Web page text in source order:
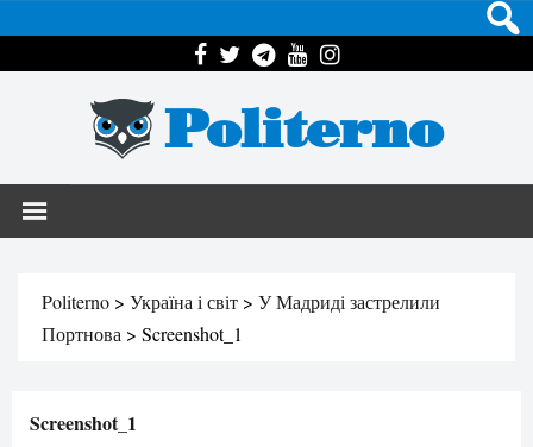
Politerno
Politerno > Україна і світ > У Мадриді застрелили
Портнова > Screenshot_1
Screenshot_1